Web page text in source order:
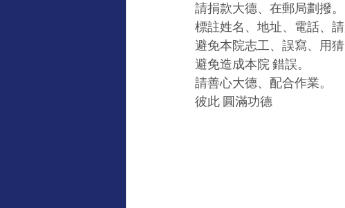
請捐款大德、在郵局劃撥。
標註姓名、地址、電話、
避免本院志工、誤寫、用
避免造成本院 錯誤。
請善心大德、配合作業。
彼此 圓滿功德